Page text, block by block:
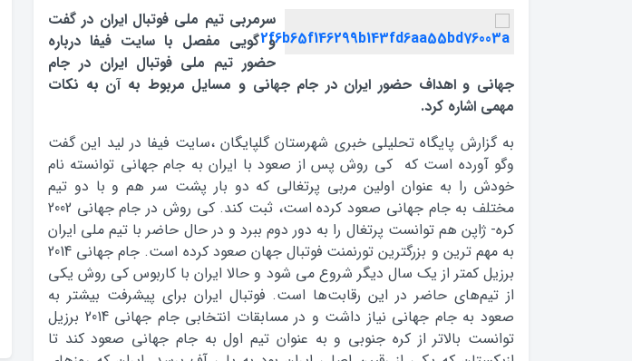
سرمربی تیم ملی فوتبال ایران در گفت
و گویی مفصل با سایت فیفا درباره
حضور تیم ملی فوتبال ایران در جام
جهانی و اهداف حضور ایران در جام جهانی و مسایل مربوط به آن به نکات
مهمی اشاره کرد.
به گزارش پایگاه تحلیلی خبری شهرستان گلپایگان ،سایت فیفا در لید این گفت
وگو آورده است که کی روش پس از صعود با ایران به جام جهانی توانسته نام
خودش را به عنوان اولین مربی پرتغالی که دو بار پشت سر هم و با دو تیم
مختلف به جام جهانی صعود کرده است، ثبت کند. کی روش در جام جهانی 2002
کره- ژاپن هم توانست پرتغال را به دور دوم ببرد و در حال حاضر با تیم ملی ایران
به مهم ترین و بزرگترین تورنمنت فوتبال جهان صعود کرده است. جام جهاني 2014
برزيل کمتر از يک سال ديگر شروع می شود و حالا ايران با کاربوس کی روش يکي
از تيم‌هاي حاضر در اين رقابت‌ها است. فوتبال ایران برای پیشرفت بیشتر به
صعود به جام جهانی نیاز داشت و در مسابقات انتخابي جام جهاني 2014 برزيل
توانست بالاتر از کره جنوبي و به عنوان تيم اول به جام جهانی صعود کند تا